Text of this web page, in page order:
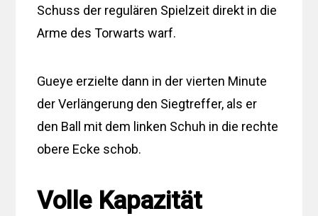
Schuss der regulären Spielzeit direkt in die
Arme des Torwarts warf.
Gueye erzielte dann in der vierten Minute
der Verlängerung den Siegtreffer, als er
den Ball mit dem linken Schuh in die rechte
obere Ecke schob.
Volle Kapazität